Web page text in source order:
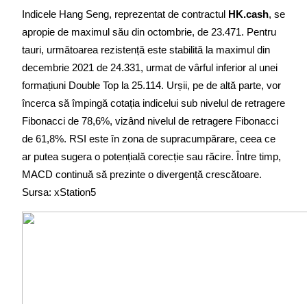
Indicele Hang Seng, reprezentat de contractul HK.cash, se
apropie de maximul său din octombrie, de 23.471. Pentru
tauri, următoarea rezistență este stabilită la maximul din
decembrie 2021 de 24.331, urmat de vârful inferior al unei
formațiuni Double Top la 25.114. Urșii, pe de altă parte, vor
încerca să împingă cotația indicelui sub nivelul de retragere
Fibonacci de 78,6%, vizând nivelul de retragere Fibonacci
de 61,8%. RSI este în zona de supracumpărare, ceea ce
ar putea sugera o potențială corecție sau răcire. Între timp,
MACD continuă să prezinte o divergență crescătoare.
Sursa: xStation5